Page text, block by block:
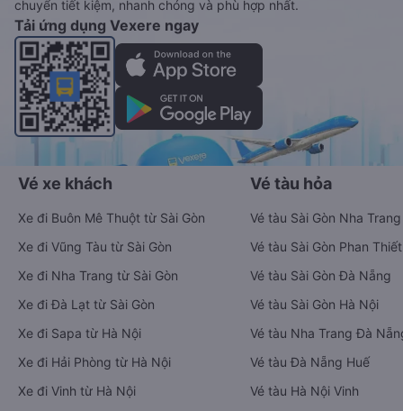
chuyển tiết kiệm, nhanh chóng và phù hợp nhất.
Tải ứng dụng Vexere ngay
Vé xe khách
Xe đi Buôn Mê Thuột từ Sài Gòn
Xe đi Vũng Tàu từ Sài Gòn
Xe đi Nha Trang từ Sài Gòn
Xe đi Đà Lạt từ Sài Gòn
Xe đi Sapa từ Hà Nội
Xe đi Hải Phòng từ Hà Nội
Xe đi Vinh từ Hà Nội
Vé tàu hỏa
Vé tàu Sài Gòn Nha Trang
Vé tàu Sài Gòn Phan Thiết
Vé tàu Sài Gòn Đà Nẵng
Vé tàu Sài Gòn Hà Nội
Vé tàu Nha Trang Đà
Vé tàu Đà Nẵng Huế
Vé tàu Hà Nội Vinh